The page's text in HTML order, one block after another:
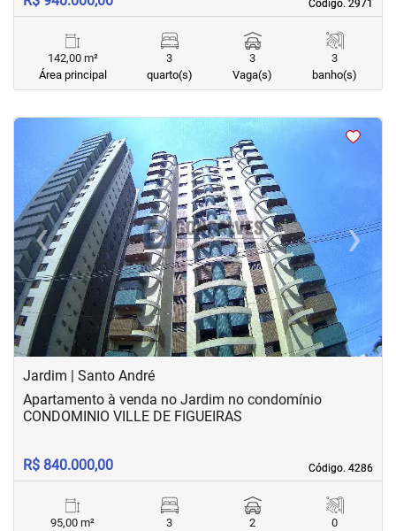
Código. 2971
Código. 2971
142,00 m²
Área principal
3
quarto(s)
3
Vaga(s)
3
banho(s)
<
‹Previous ›Next
Jardim | Santo André
Código. 4286
Código. 4286
Apartamento à venda no Jardim no condomínio
CONDOMINIO VILLE DE FIGUEIRAS
R$ 840.000,00
95,00 m²
3
2
0